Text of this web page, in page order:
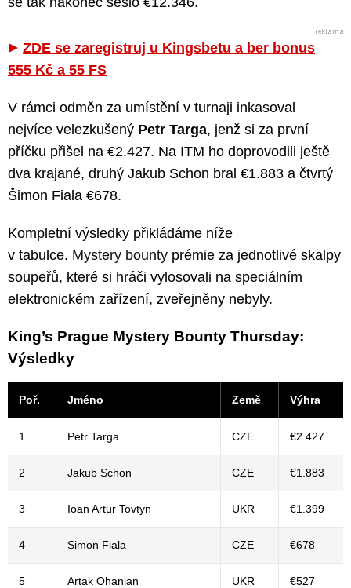
ZDE se zaregistruj u Kingsbetu a ber bonus
555 Kč a 55 FS
V rámci odměn za umístění v turnaji inkasoval
nejvíce velezkušený Petr Targa, jenž si za první
příčku přišel na €2.427. Na ITM ho doprovodili ještě
dva krajané, druhý Jakub Schon bral €1.883 a čtvrtý
Šimon Fiala €678.
Kompletní výsledky přikládáme níže
v tabulce. Mystery bounty prémie za jednotlivé skalpy
soupeřů, které si hráči vylosovali na speciálním
elektronickém zařízení, zveřejněny nebyly.
King’s Prague Mystery Bounty Thursday:
Výsledky
Poř. Jméno Země Výhra
1 Petr Targa CZE €2.427
2 Jakub Schon CZE €1.883
3 Ioan Artur Tovtyn UKR €1.399
4 Simon Fiala CZE €678
5 Artak Ohanian UKR €527